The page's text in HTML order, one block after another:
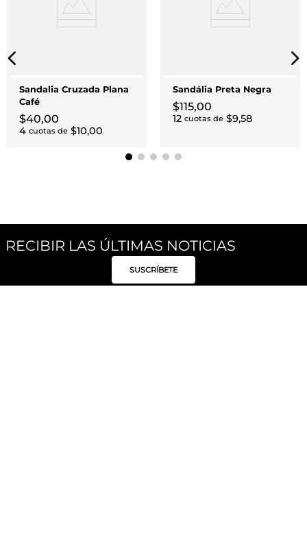
Sandalia Cruzada Plana
Café
$40,00
4 cuotas de $10,00
Sandália Preta Negra
$115,00
12 cuotas de $9,58
RECIBIR LAS ÚLTIMAS NOTICIAS
SUSCRÍBETE